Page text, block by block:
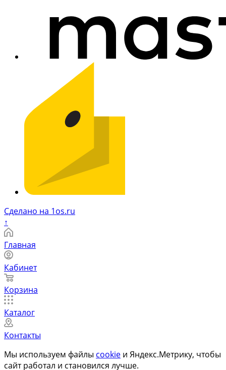
Сделано на 1os.ru
↑
Главная
Кабинет
Корзина
Каталог
Контакты
Мы используем файлы cookie и Яндекс.Метрику, чтобы
сайт работал и становился лучше.